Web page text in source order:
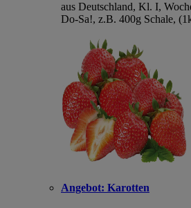
aus Deutschland, Kl. I,
Do-Sa!, z.B. 400g Schale,
Angebot: Karotten